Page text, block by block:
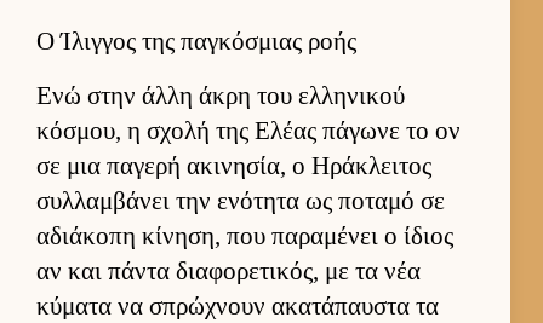
Ο Ίλιγγος της παγκόσμιας ροής
Ενώ στην άλλη άκρη του ελ­ληνικού
κόσμου, η σχολή της Ελέας πάγωνε το ον
σε μια παγερή ακινησία, ο Ηράκλει­τος
συλ­λαμ­βάνει την ενότητα ως ποταμό σε
αδιάκοπη κίνηση, που παραμένει ο ίδιος
αν και πάντα δια­φορετικός, με τα νέα
κύματα να σπρώχνουν ακατάπαυ­στα τα